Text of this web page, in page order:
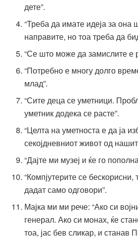
дете”.
“Треба да имате идеја за она
направите, но тоа треба да
“Се што може да замислите е
“Потребно е многу долго
млад”.
“Сите деца се уметници.
уметник додека се расте”.
“Целта на уметноста е да ја
секојдневниот живот од
“Дајте ми музеј и ќе го
“Компјутерите се
дадат само одговори”.
Мајка ми ми рече: “Ако си
генерал. Ако си монах, ќе
тоа, јас бев сликар, и станав